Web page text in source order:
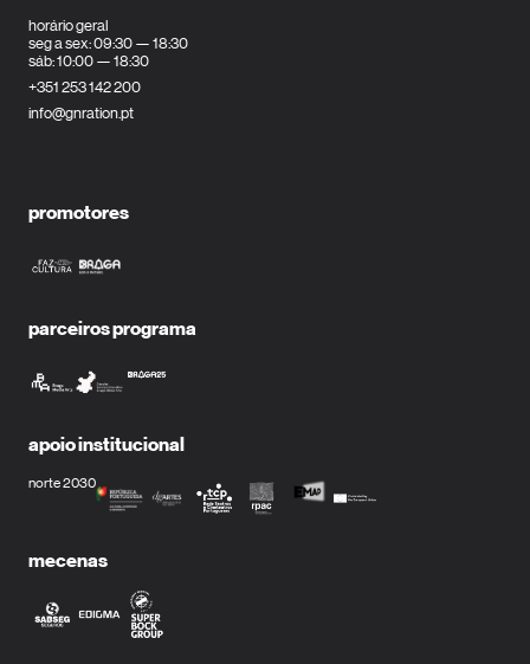
horário geral
seg a sex: 09:30 — 18:30
sáb: 10:00 — 18:30
+351 253 142 200
info@gnration.pt
promotores
parceiros programa
apoio institucional
norte 2030
mecenas